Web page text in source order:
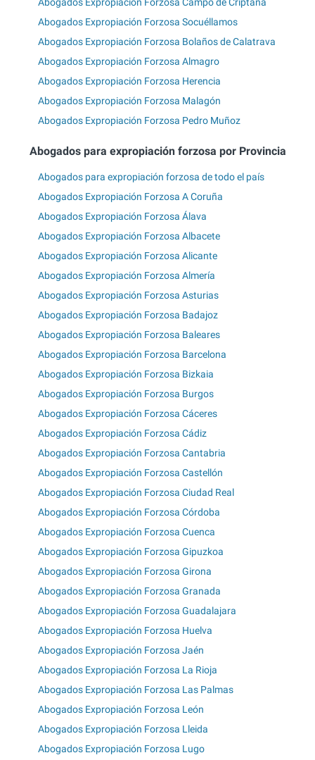
Abogados Expropiación Forzosa Socuéllamos
Abogados Expropiación Forzosa Bolaños de Calatrava
Abogados Expropiación Forzosa Almagro
Abogados Expropiación Forzosa Herencia
Abogados Expropiación Forzosa Malagón
Abogados Expropiación Forzosa Pedro Muñoz
Abogados para expropiación forzosa por Provincia
Abogados para expropiación forzosa de todo el país
Abogados Expropiación Forzosa A Coruña
Abogados Expropiación Forzosa Álava
Abogados Expropiación Forzosa Albacete
Abogados Expropiación Forzosa Alicante
Abogados Expropiación Forzosa Almería
Abogados Expropiación Forzosa Asturias
Abogados Expropiación Forzosa Badajoz
Abogados Expropiación Forzosa Baleares
Abogados Expropiación Forzosa Barcelona
Abogados Expropiación Forzosa Bizkaia
Abogados Expropiación Forzosa Burgos
Abogados Expropiación Forzosa Cáceres
Abogados Expropiación Forzosa Cádiz
Abogados Expropiación Forzosa Cantabria
Abogados Expropiación Forzosa Castellón
Abogados Expropiación Forzosa Ciudad Real
Abogados Expropiación Forzosa Córdoba
Abogados Expropiación Forzosa Cuenca
Abogados Expropiación Forzosa Gipuzkoa
Abogados Expropiación Forzosa Girona
Abogados Expropiación Forzosa Granada
Abogados Expropiación Forzosa Guadalajara
Abogados Expropiación Forzosa Huelva
Abogados Expropiación Forzosa Jaén
Abogados Expropiación Forzosa La Rioja
Abogados Expropiación Forzosa Las Palmas
Abogados Expropiación Forzosa León
Abogados Expropiación Forzosa Lleida
Abogados Expropiación Forzosa Lugo